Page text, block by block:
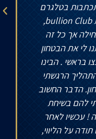
בטלגרם
בפרסומת של טל וניר וצוות bullion Club,
אך כל זה
לי את הבטחון
בראשי . הבינו
הרגשתי
הדבר החשוב
להם בשיחת
! עכשיו לאחר
על הליווי,